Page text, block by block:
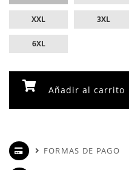
XXL 3XL
6XL
Añadir al carrito
FORMAS DE PAGO